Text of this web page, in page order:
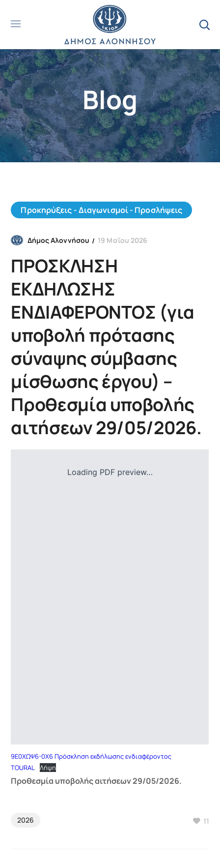
Blog
Προκηρύξεις - Διαγωνισμοί - Προσλήψεις
Δήμος Αλοννήσου 19 Μαΐου 2026
ΠΡΟΣΚΛΗΣΗ
ΕΚΔΗΛΩΣΗΣ
ΕΝΔΙΑΦΕΡΟΝΤΟΣ (για
υποβολή πρότασης
σύναψης σύμβασης
μίσθωσης έργου) –
Προθεσμία υποβολής
αιτήσεων 29/05/2026.
9Ε0ΧΩΨ6-0Χ6 Πρόσκληση εκδήλωσης ενδιαφέροντος
TOURAL
Λήψη
Προθεσμία υποβολής αιτήσεων 29/05/2026.
2026 11